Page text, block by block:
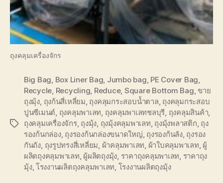
ถุงคลุมเครื่องจักร
Tags
Big Bag, Box Liner Bag, Jumbo bag, PE Cover Bag,
Recycle, Recycling, Reduce, Square Bottom Bag,ขาย
ถุงมุ้ง, ถุงก้นสี่เหลี่ยม, ถุงคลุมกระสอบน้ำตาล, ถุงคลุมกระสอบ
ปูนซีเมนต์, ถุงคลุมพาเลท, ถุงคลุมพาเลทชลบุรี, ถุงคลุมสินค้า,
ถุงคลุมเครื่องจักร, ถุงมุ้ง, ถุงมุ้งคลุมพาเลท, ถุงมุ้งพลาสติก, ถุง
รองก้นกล่อง, ถุงรองก้นกล่องขนาดใหญ่, ถุงรองก้นลัง, ถุงรอง
กันถัง, ถุงรูปทรงสี่เหลี่ยม, ผ้าคลุมพาเลท, ผ้าใบคลุมพาเลท, ผู้
ผลิตถุงคลุมพาเลท, ผู้ผลิตถุงมุ้ง, ราคาถุงคลุมพาเลท, ราคาถุง
มุ้ง, โรงงานผลิตถุงคลุมพาเลท, โรงงานผลิตถุงมุ้ง